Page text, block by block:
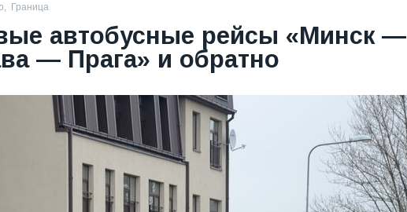
, Граница
автобусные рейсы «Минск —
— Прага» и обратно